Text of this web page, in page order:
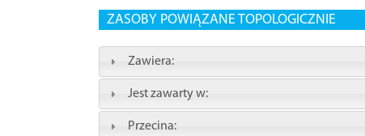
ZASOBY POWIĄZANE TOPOLOGICZNIE
Zawiera:
Jest zawarty w:
Przecina: